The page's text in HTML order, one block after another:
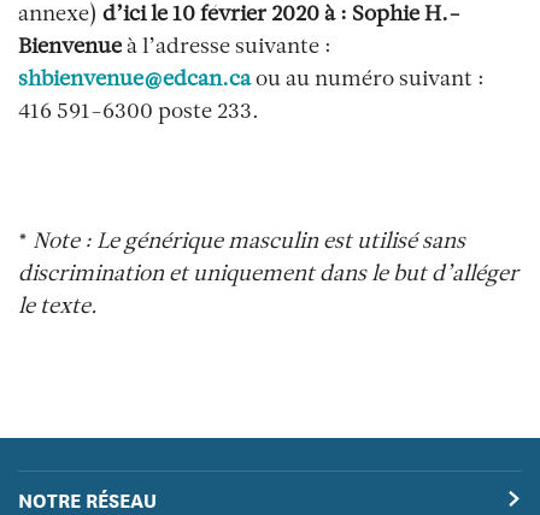
annexe) d’ici le 10 février 2020 à : Sophie H.-
Bienvenue à l’adresse suivante :
shbienvenue@edcan.caou au numéro suivant :
416 591-6300 poste 233.
* Note : Le générique masculin est utilisé sans
discrimination et uniquement dans le but d’alléger
le texte.
NOTRE RÉSEAU